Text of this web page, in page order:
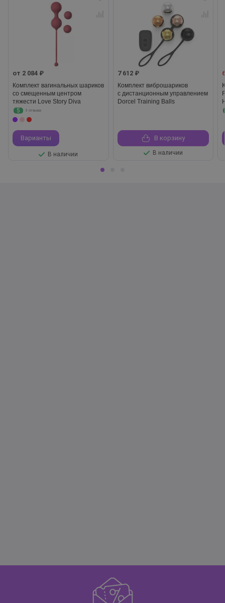
от 2 084 ₽
Комплект вагинальных шариков
со смещенным центром
тяжести Love Story Diva
5
3 отзыва
Варианты
В наличии
7 612 ₽
Комплект виброшариков
с дистанционным управлением
Dorcel Training Balls
В корзину
В наличии